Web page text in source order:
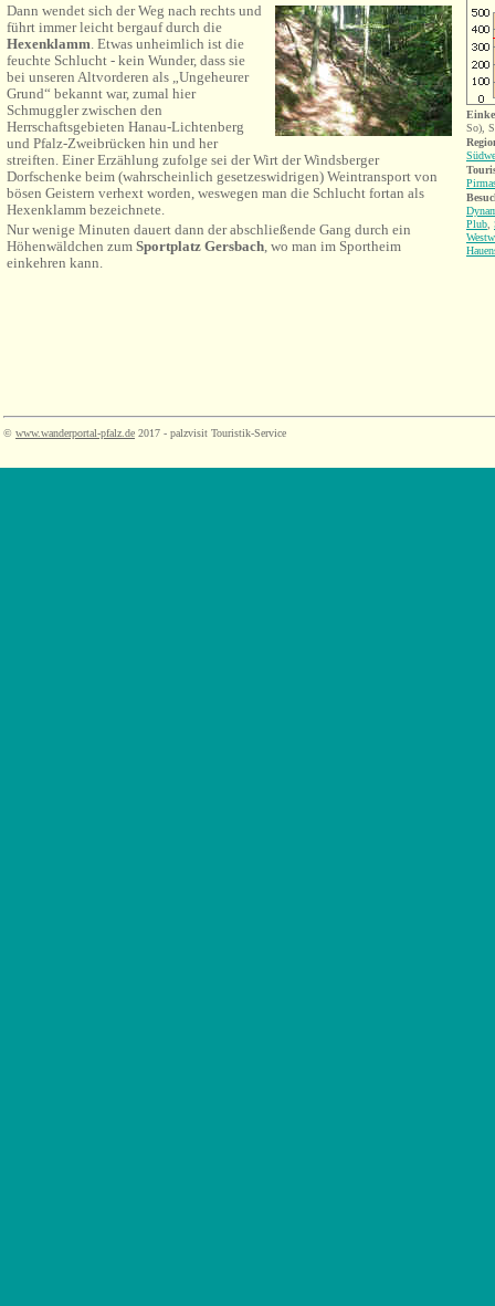
Dann wendet sich der Weg nach rechts und
führt immer leicht bergauf durch die
Hexenklamm. Etwas unheimlich ist die
feuchte Schlucht - kein Wunder, dass sie
bei unseren Altvorderen als „Ungeheurer
Grund“ bekannt war, zumal hier
Schmuggler zwischen den
Herrschaftsgebieten Hanau-Lichtenberg
und Pfalz-Zweibrücken hin und her
streiften. Einer Erzählung zufolge sei der Wirt der Windsberger
Dorfschenke beim (wahrscheinlich gesetzeswidrigen) Weintransport von
bösen Geistern verhext worden, weswegen man die Schlucht fortan als
Hexenklamm bezeichnete.
Nur wenige Minuten dauert dann der abschließende Gang durch ein
Höhenwäldchen zum Sportplatz Gersbach, wo man im Sportheim
einkehren kann.
So),
Plub
© www.wanderportal-pfalz.de 2017 - palzvisit Touristik-Service